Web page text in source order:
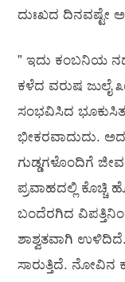
ದುಃಖದ ದಿನವಷ್ಟೇ
” ಇದು ಕಂಬನಿಯ
ಕಳೆದ ವರುಷ ಜುಲೈ
ಸಂಭವಿಸಿದ ಭೂಕುಸಿತ
ಭೀಕರವಾದುದು.
ಗುಡ್ಡಗಳೊಂದಿಗೆ
ಪ್ರವಾಹದಲ್ಲಿ ಕೊಚ್ಚಿ
ಬಂದೆರಗಿದ
ಶಾಶ್ವತವಾಗಿ
ಸಾರುತ್ತಿದೆ.